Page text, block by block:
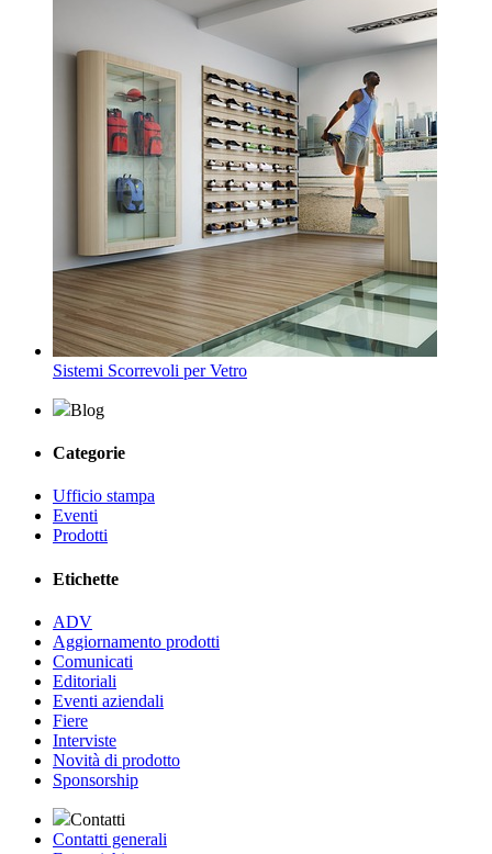
Sistemi Scorrevoli per Vetro
Blog
Categorie
Ufficio stampa
Eventi
Prodotti
Etichette
ADV
Aggiornamento prodotti
Comunicati
Editoriali
Eventi aziendali
Fiere
Interviste
Novità di prodotto
Sponsorship
Contatti
Contatti generali